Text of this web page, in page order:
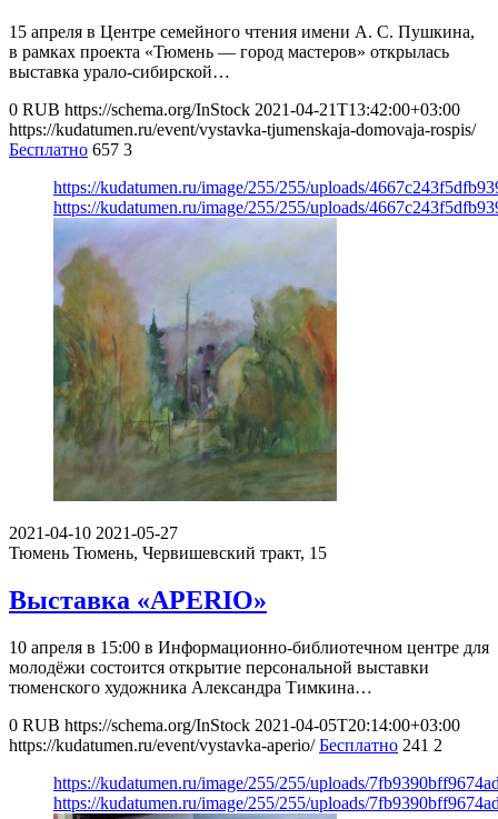
15 апреля в Центре семейного чтения имени А. С. Пушкина,
в рамках проекта «Тюмень — город мастеров» открылась
выставка урало-сибирской…
0 RUB https://schema.org/InStock 2021-04-21T13:42:00+03:00
https://kudatumen.ru/event/vystavka-tjumenskaja-domovaja-rospis/
Бесплатно 657 3
https://kudatumen.ru/image/255/255/uploads/
https://kudatumen.ru/image/255/255/uploads/
2021-04-10 2021-05-27
Тюмень Тюмень, Червишевский тракт, 15
Выставка «APERIO»
10 апреля в 15:00 в Информационно-библиотечном центре для
молодёжи состоится открытие персональной выставки
тюменского художника Александра Тимкина…
0 RUB https://schema.org/InStock 2021-04-05T20:14:00+03:00
https://kudatumen.ru/event/vystavka-aperio/ Бесплатно 241 2
https://kudatumen.ru/image/255/255/uploads/
https://kudatumen.ru/image/255/255/uploads/